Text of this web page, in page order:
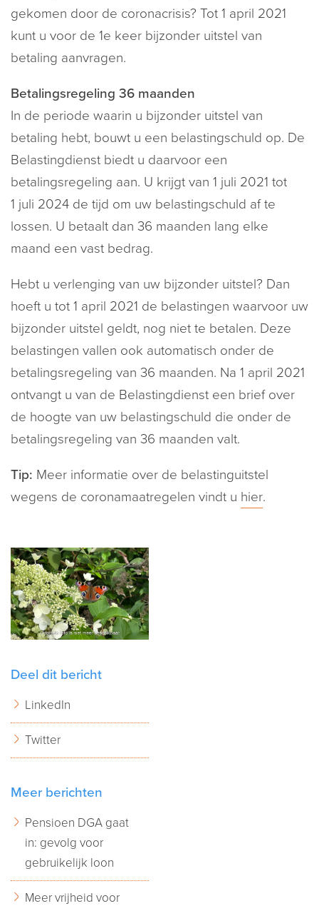
gekomen door de coronacrisis? Tot 1 april 2021
kunt u voor de 1e keer bijzonder uitstel van
betaling aanvragen.
Betalingsregeling 36 maanden
In de periode waarin u bijzonder uitstel van
betaling hebt, bouwt u een belastingschuld op. De
Belastingdienst biedt u daarvoor een
betalingsregeling aan. U krijgt van 1 juli 2021 tot
1 juli 2024 de tijd om uw belastingschuld af te
lossen. U betaalt dan 36 maanden lang elke
maand een vast bedrag.
Hebt u verlenging van uw bijzonder uitstel? Dan
hoeft u tot 1 april 2021 de belastingen waarvoor uw
bijzonder uitstel geldt, nog niet te betalen. Deze
belastingen vallen ook automatisch onder de
betalingsregeling van 36 maanden. Na 1 april 2021
ontvangt u van de Belastingdienst een brief over
de hoogte van uw belastingschuld die onder de
betalingsregeling van 36 maanden valt.
Tip: Meer informatie over de belastinguitstel
wegens de coronamaatregelen vindt u hier.
Deel dit bericht
LinkedIn
Twitter
Meer berichten
Pensioen DGA gaat
in: gevolg voor
gebruikelijk loon
Meer vrijheid voor